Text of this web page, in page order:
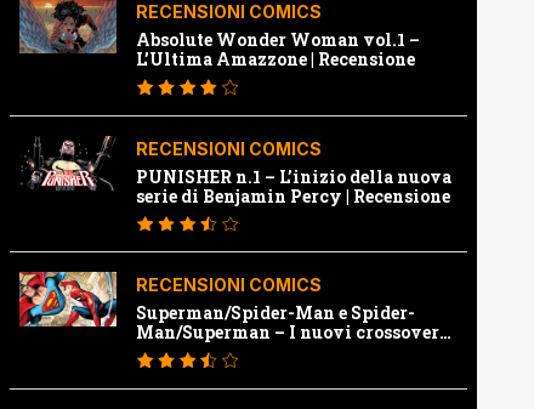
RECENSIONI COMICS
Absolute Wonder Woman vol.1 –
L’Ultima Amazzone | Recensione
RECENSIONI COMICS
PUNISHER n.1 – L’inizio della nuova
serie di Benjamin Percy | Recensione
RECENSIONI COMICS
Superman/Spider-Man e Spider-
Man/Superman – I nuovi crossover
Marvel e Dc | Recensione